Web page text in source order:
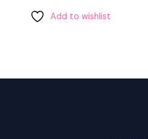
Add to wishlist